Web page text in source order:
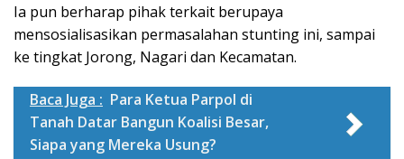
Ia pun berharap pihak terkait berupaya
mensosialisasikan permasalahan stunting ini, sampai
ke tingkat Jorong, Nagari dan Kecamatan.
Baca Juga : Para Ketua Parpol di
Tanah Datar Bangun Koalisi Besar,
Siapa yang Mereka Usung?